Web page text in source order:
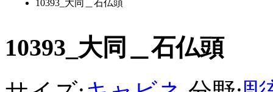
10393_大同＿石仏頭
10393_大同＿石仏頭